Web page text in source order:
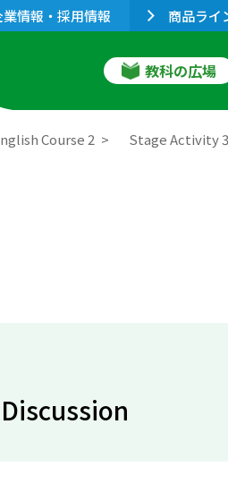
業情報・採用情報 商品ライ
教科の広場
Course 2 Stage Activity